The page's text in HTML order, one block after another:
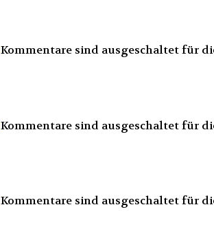
Kommentare sind ausgeschaltet für
Kommentare sind ausgeschaltet für
Kommentare sind ausgeschaltet für